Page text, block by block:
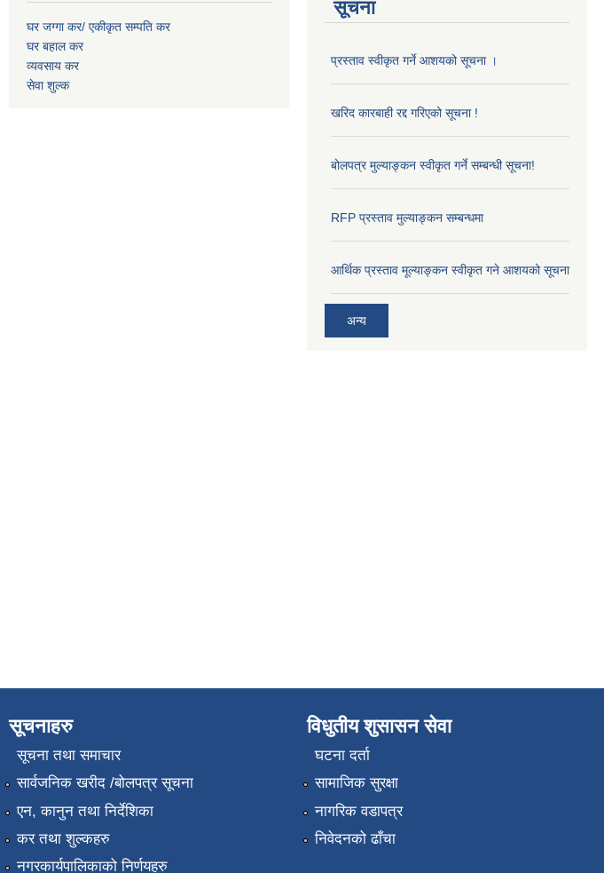
घर जग्गा कर/ एकीकृत सम्पति कर
घर बहाल कर
व्यवसाय कर
सेवा शुल्क
सूचना
प्रस्ताव स्वीकृत गर्ने आशयको सूचना ।
खरिद कारबाही रद्द गरिएको सूचना !
बोलपत्र मुल्याङ्कन स्वीकृत गर्ने सम्बन्धी सूचना!
RFP प्रस्ताव मुल्याङ्कन सम्बन्धमा
आर्थिक प्रस्ताव मूल्याङ्कन स्वीकृत गने आशयको सूचना
अन्य
सूचनाहरु
सूचना तथा समाचार
सार्वजनिक खरीद /बोलपत्र सूचना
एन, कानुन तथा निर्देशिका
कर तथा शुल्कहरु
नगरकार्यपालिकाको निर्णयहरु
विधुतीय शुसासन सेवा
घटना दर्ता
सामाजिक सुरक्षा
नागरिक वडापत्र
निवेदनको ढाँचा